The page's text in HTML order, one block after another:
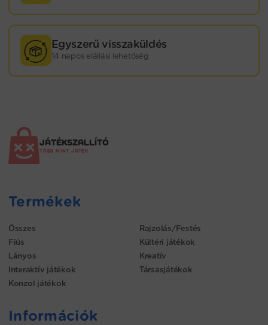
Egyszerű visszaküldés
14 napos elállási lehetőség
JÁTÉKSZALLÍTÓ
TÖBB MINT JÁTÉK
Termékek
Összes
Fiús
Lányos
Interaktív játékok
Konzol játékok
Rajzolás/Festés
Kültéri játékok
Kreatív
Társasjátékok
Információk